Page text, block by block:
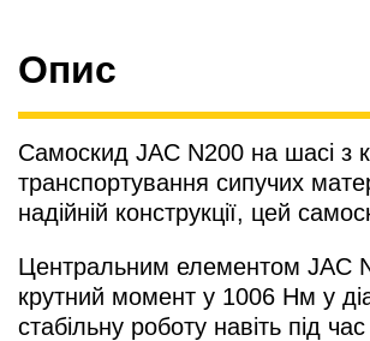
Опис
Самоскид JAC N200 на шасі з
транспортування сипучих
надійній конструкції, цей
Центральним елементом JAC
крутний момент у 1006 Нм у
стабільну роботу навіть під